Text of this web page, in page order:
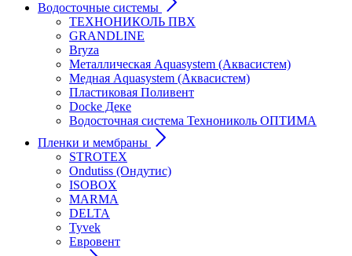
Водосточные системы
ТЕХНОНИКОЛЬ ПВХ
GRANDLINE
Bryza
Металлическая Aquasystem (Аквасистем)
Медная Aquasystem (Аквасистем)
Пластиковая Поливент
Docke Деке
Водосточная система Технониколь ОПТИМА
Пленки и мембраны
STROTEX
Ondutiss (Ондутис)
ISOBOX
MARMA
DELTA
Tyvek
Евровент